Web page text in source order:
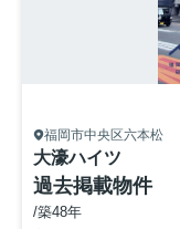
福岡市中央区六本松
大濠ハイツ
過去掲載物件
/築48年